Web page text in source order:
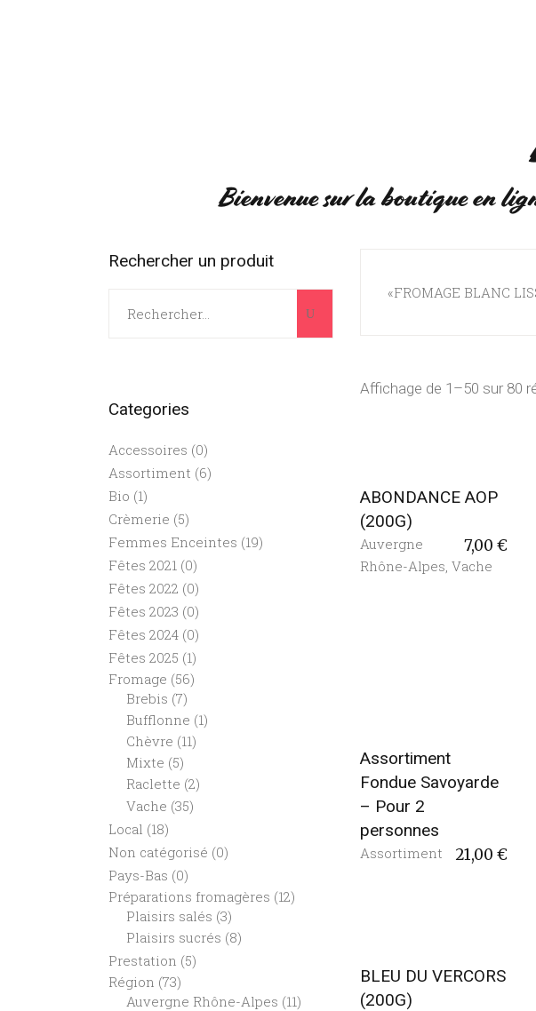
Bienvenue sur la boutique en
«FROMAGE BLANC
Affichage de 1–50 sur 80
ABONDANCE AOP
(200G)
7,00€
Auvergne
Rhône-Alpes Vache
Assortiment
Fondue Savoyarde
– Pour 2
personnes
21,00€
Assortiment
BLEU DU VERCORS
(200G)
Rechercher un produit
for:
Categories
Accessoires (0)
Assortiment (6)
Bio (1)
Crèmerie (5)
Femmes Enceintes (19)
Fêtes 2021 (0)
Fêtes 2022 (0)
Fêtes 2023 (0)
Fêtes 2024 (0)
Fêtes 2025 (1)
Fromage (56)
Brebis (7)
Bufflonne (1)
Chèvre (11)
Mixte (5)
Raclette (2)
Vache (35)
Local (18)
Non catégorisé (0)
Pays-Bas (0)
Préparations fromagères (12)
Plaisirs salés (3)
Plaisirs sucrés (8)
Prestation (5)
Région (73)
Auvergne Rhône-Alpes (11)